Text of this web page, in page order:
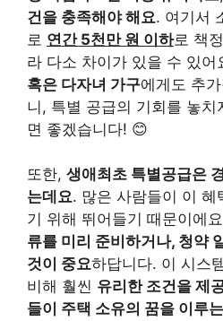
건을 충족해야 해요. 여기서
로 연간 5천만 원 이하로 책
라 다소 차이가 있을 수 있어
혹은 다자녀 가구에게도 추
니, 특별 공급의 기회를 놓치
면 좋겠습니다! 😊
또한, 생애최초 특별공급은
는데요. 많은 사람들이 이
기 위해 뛰어들기 때문이에
류를 미리 준비하거나, 청약
것이 중요하답니다. 이 시스
비해 훨씬 유리한 조건을 제
들이 주택 소유의 꿈을 이루